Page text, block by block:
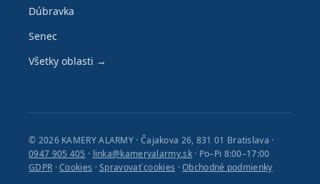
Dúbravka
Senec
Všetky oblasti →
© 2026 KAMERY ALARMY · Čajakova 26, 831 01 Bratislava ·
0947 905 405 · linka@kameryalarmy.sk· Po–Pi 8:00–17:00
GDPR ·Cookies ·Spravovať cookies ·Obchodné podmienky